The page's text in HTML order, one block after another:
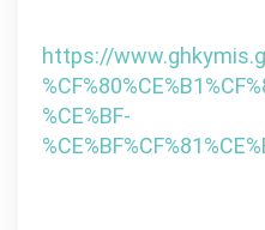
https://www.ghkymis.gr/
%CE%BF-